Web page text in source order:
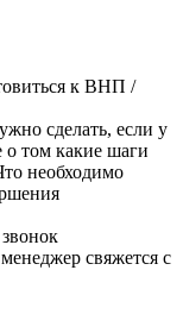
к ВНП /
сделать, если у
о том какие шаги
необходимо
свяжется с